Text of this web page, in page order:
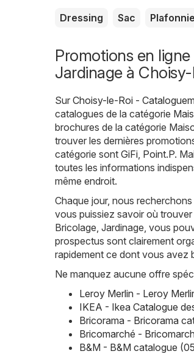
Dressing Sac
Promotions en
Jardinage à
Sur Choisy-le-Roi -
catalogues de la catégorie
brochures de la catégorie
trouver les dernières
catégorie sont GiFi Point.P.
toutes les informations
même endroit.
Chaque jour, nous
vous puissiez savoir où
Bricolage, Jardinage, vous
prospectus sont clairement
rapidement ce dont vous avez
Ne manquez aucune offre
Leroy Merlin - Leroy
IKEA - Ikea Catalogue
Bricorama - Bricorama
Bricomarché -
B&M - B&M catalogue